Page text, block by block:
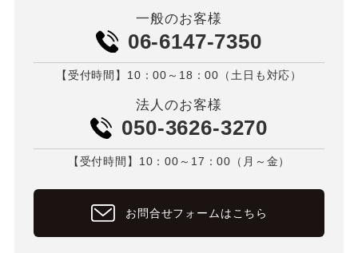
一般のお客様
06-6147-7350
【受付時間】10：00～18：00（土日も対応）
法人のお客様
050-3626-3270
【受付時間】10：00～17：00（月～金）
お問合せフォームはこちら